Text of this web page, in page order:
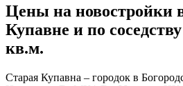
Цены на новостройки
Купавне и по
кв.м.
Старая Купавна – городок в